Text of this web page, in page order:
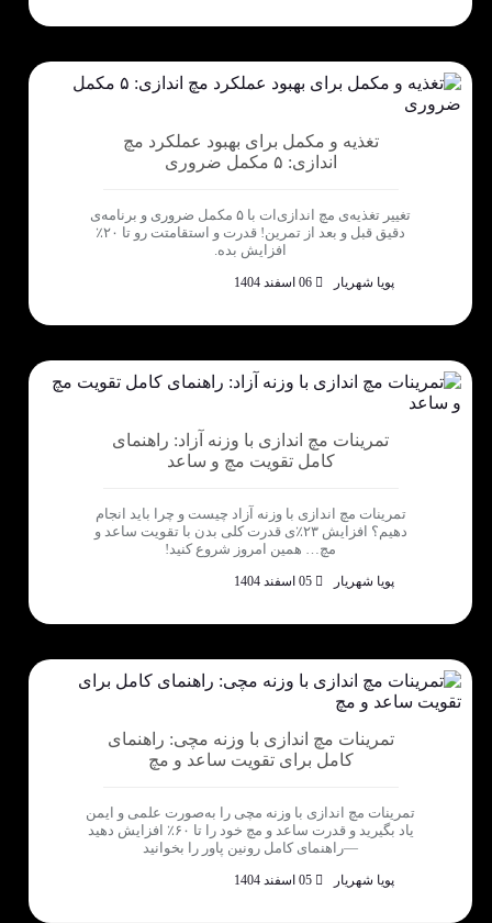
تغذیه و مکمل برای بهبود عملکرد مچ
اندازی: ۵ مکمل ضروری
تغییر تغذیه‌ی مچ اندازی‌ات با ۵ مکمل ضروری و برنامه‌ی
دقیق قبل و بعد از تمرین! قدرت و استقامتت رو تا ۲۰٪
افزایش بده.
پویا شهریار
تمرینات مچ اندازی با وزنه آزاد: راهنمای
کامل تقویت مچ و ساعد
تمرینات مچ اندازی با وزنه آزاد چیست و چرا باید انجام
دهیم؟ افزایش ۲۳٪ی قدرت کلی بدن با تقویت ساعد و
مچ… همین امروز شروع کنید!
پویا شهریار
تمرینات مچ اندازی با وزنه مچی: راهنمای
کامل برای تقویت ساعد و مچ
تمرینات مچ اندازی با وزنه مچی را به‌صورت علمی و ایمن
یاد بگیرید و قدرت ساعد و مچ خود را تا ۶۰٪ افزایش دهید
—راهنمای کامل رونین پاور را بخوانید
پویا شهریار